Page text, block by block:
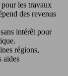
les travaux
des revenus
intérêt pour
régions,
aides